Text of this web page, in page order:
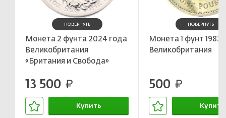
ПОВЕРНУТЬ
Монета 2 фунта 2024 года
Великобритания
«Британия и Свобода»
13 500 руб.
Купить
ПОВЕРНУТЬ
Монета 1 фунт 1983
Великобритания
500 руб.
Купить